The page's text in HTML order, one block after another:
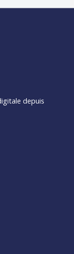
depuis